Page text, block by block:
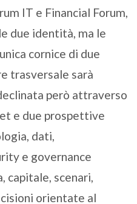
IT e Financial Forum,
due identità, ma le
cornice di due
trasversale sarà
però attraverso
e due prospettive
dati,
e governance
capitale, scenari,
orientate al